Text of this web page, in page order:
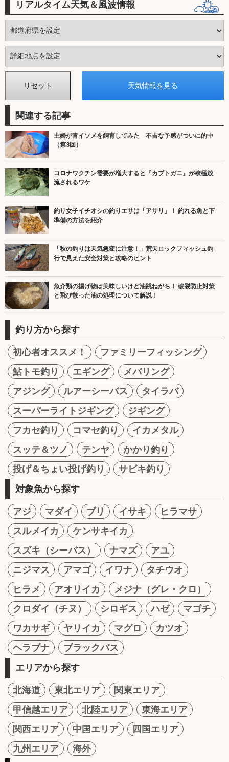
リアルタイム天気＆風波情報
関連する記事
主婦が青イソメを飼育してみた 不吉な予感がついに的中
（第3回）
コロナワクチン需要が増大すると『カブトガニ』が積極放
流されるワケ
釣り女子イチオシの釣りエサは「アサリ」！ 釣れる魚と下
準備の方法を紹介
「秋の釣りは天気急変に注意！」荒天ロックフィッシュ釣
行で見えた安全対策と攻略のヒント
魚介類の揚げ物は美味しいけど油跳ねがち！ 破裂防止対策
と飛び散った油の処理について解説！
釣り方から探す
初心者オススメ！
ファミリーフィッシング
鮎トモ釣り
エギング
メバリング
アジング
ルアーシーバス
タイラバ
スーパーライトジギング
ジギング
フカセ釣り
コマセ釣り
イカメタル
スッテ＆ツノ
テンヤ
かかり釣り
投げ＆ちょい投げ釣り
サビキ釣り
対象魚から探す
アジ マダイ ブリ イサキ
ヒラマサ
スルメイカ
ケンサキイカ
スズキ（シーバス）
ナマズ
アユ
ニジマス
アマゴ イワナ
タチウオ
ヒラメ
アオリイカ
メジナ（グレ・クロ）
クロダイ（チヌ）
シロギス ハゼ
マゴチ
ワカサギ
ヤリイカ マグロ
カツオ
ヘラブナ
ブラックバス
エリアから探す
北海道 東北エリア
関東エリア
甲信越エリア
北陸エリア
東海エリア
関西エリア
中国エリア
四国エリア
九州エリア
海外